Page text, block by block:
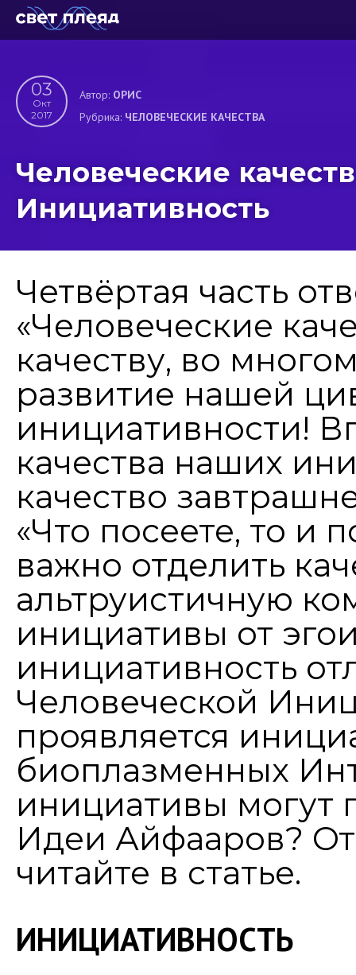
03
Окт
2017
Автор: ОРИС
Рубрика: ЧЕЛОВЕЧЕСКИЕ КАЧЕСТВА
Человеческие
Инициативность
Четвёртая часть
«Человеческие
качеству, во
развитие нашей
инициативности!
качества наших
качество
«Что посеете, то и
важно отделить
альтруистичную
инициативы от
инициативность
Человеческой
проявляется
биоплазменных
инициативы могут
Идеи Айфааров?
читайте в статье.
ИНИЦИАТИВНОСТЬ